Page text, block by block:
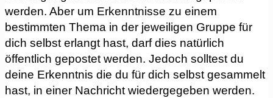
werden. Aber um Erkenntnisse zu einem
bestimmten Thema in der jeweiligen Gruppe für
dich selbst erlangt hast, darf dies natürlich
öffentlich gepostet werden. Jedoch solltest du
deine Erkenntnis die du für dich selbst gesammelt
hast, in einer Nachricht wiedergegeben werden.